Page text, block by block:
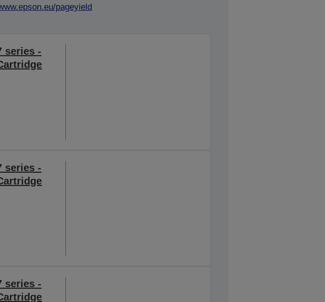
pageyield
series -
series -
series -